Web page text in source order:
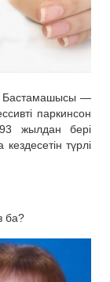
Бастамашысы —
паркинсон
жылдан бері
түрлі
ба?